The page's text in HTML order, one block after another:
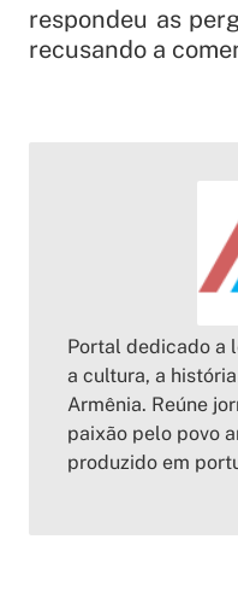
respondeu as
recusando a
Portal dedicado a
a cultura, a
Armênia. Reúne
paixão pelo povo
produzido em